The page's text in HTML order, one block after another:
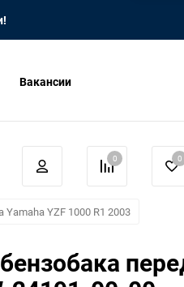
Вакансии
0 0
YZF 1000 R1 2003